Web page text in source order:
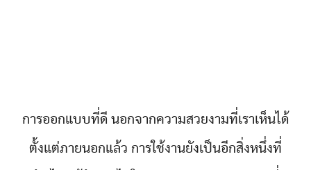
การออกแบบที่ดี นอกจากความสวยงามที่เราเห็นได้
ตั้งแต่ภายนอกแล้ว การใช้งานยังเป็นอีกสิ่งหนึ่งที่